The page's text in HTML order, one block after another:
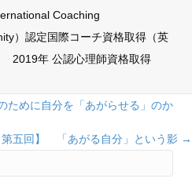
Coaching
）認定国際コーチ資格取得（英
年 公認心理師資格取得
めに自分を「あがらせる」のか
第五回】 「あがる自分」という影 →